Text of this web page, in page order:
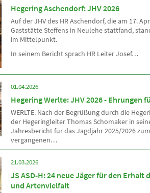
Hegering Aschendorf: JHV 2026
Auf der JHV des HR Aschendorf, die am 17.
Gaststätte Steffens in Neulehe stattfand,
im Mittelpunkt.
In seinem Bericht sprach HR Leiter Josef…
01.04.2026
Hegering Werlte: JHV 2026 - Ehrungen
WERLTE. Nach der Begrüßung durch die
der Hegeringleiter Thomas Schomaker in
Jahresbericht für das Jagdjahr 2025/2026
vergangenen…
21.03.2026
JS ASD-H: 24 neue Jäger für den Erhalt
und Artenvielfalt